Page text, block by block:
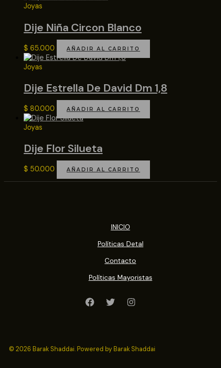
Joyas
Dije Niña Circon Blanco
$ 65.000 AÑADIR AL CARRITO
Joyas
Dije Estrella De David Dm 1,8
$ 80.000 AÑADIR AL CARRITO
Joyas
Dije Flor Silueta
$ 50.000 AÑADIR AL CARRITO
INICIO
Políticas Detal
Contacto
Políticas Mayoristas
© 2026 Barak Shaddai. Powered by Barak Shaddai